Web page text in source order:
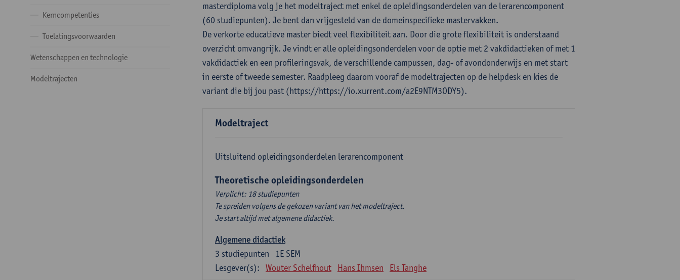
Kerncompetenties
Toelatingsvoorwaarden
Wetenschappen en technologie
Modeltrajecten
masterdiploma volg je het modeltraject met enkel de opleidingsonderdelen van de lerarencomponent
(60 studiepunten). Je bent dan vrijgesteld van de domeinspecifieke mastervakken.
De verkorte educatieve master biedt veel flexibiliteit aan. Door die grote flexibiliteit is onderstaand
overzicht omvangrijk. Je vindt er alle opleidingsonderdelen voor de optie met 2 vakdidactieken of met 1
vakdidactiek en een profileringsvak, de verschillende campussen, dag- of avondonderwijs en met start
in eerste of tweede semester. Raadpleeg daarom vooraf de modeltrajecten op de helpdesk en kies de
variant die bij jou past (https://https://io.xurrent.com/a2E9NTM3ODY5).
Modeltraject
Uitsluitend opleidingsonderdelen lerarencomponent
Theoretische opleidingsonderdelen
Verplicht: 18 studiepunten
Te spreiden volgens de gekozen variant van het modeltraject.
Je start altijd met algemene didactiek.
Algemene didactiek
1E SEM
3 studiepunten
Lesgever(s):
Wouter Schelfhout Hans Ihmsen Els Tanghe